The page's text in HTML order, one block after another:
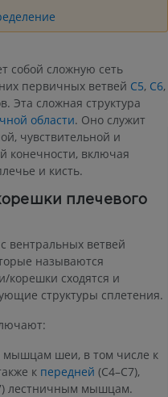
собой сложную сеть
первичных ветвей C5, C6,
Эта сложная структура
области. Оно служит
чувствительной и
конечности, включая
и кисть.
плечевого
вентральных ветвей
называются
корешки сходятся и
структуры сплетения.
мышцам шеи, в том числе к
к передней (C4–C7),
лестничным мышцам.